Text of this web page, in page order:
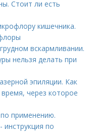
Стоит ли есть
кишечника.
вскармливании.
нельзя делать при
эпиляции. Как
через которое
применению.
по